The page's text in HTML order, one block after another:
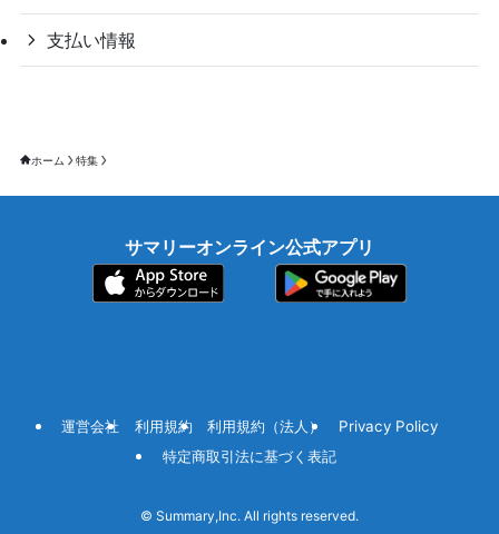
支払い情報
ホーム 特集
サマリーオンライン公式アプリ
運営会社 利用規約 利用規約（法人）
Privacy Policy
特定商取引法に基づく表記
© Summary,Inc. All rights reserved.